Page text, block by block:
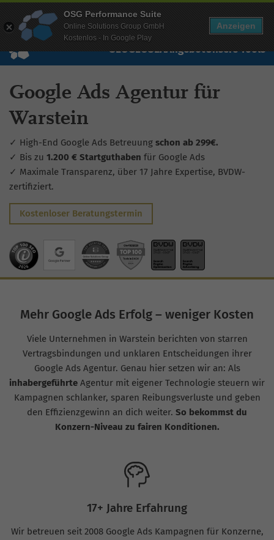
Wissen Free Checks Über uns Free Account
SEOGEOSEAAngebotUnsere Tools
Google Ads Agentur für
Warstein
✓ High-End Google Ads Betreuung schon ab 299€.
✓ Bis zu 1.200 € Startguthaben für Google Ads
✓ Maximale Transparenz, über 17 Jahre Expertise, BVDW-
zertifiziert.
Kostenloser Beratungstermin
Mehr Google Ads Erfolg – weniger Kosten
Viele Unternehmen in Warstein berichten von starren
Vertragsbindungen und unklaren Entscheidungen ihrer
Google Ads Agentur. Genau hier setzen wir an: Als
inhabergeführte Agentur mit eigener Technologie steuern wir
Kampagnen schlanker, sparen Reibungsverluste und geben
den Effizienzgewinn an dich weiter. So bekommst du
Konzern-Niveau zu fairen Konditionen.
17+ Jahre Erfahrung
Wir betreuen seit 2008 Google Ads Kampagnen für Konzerne,
OSG Performance Suite
Online Solutions Group GmbH
Kostenlos - In Google Play
Anzeigen